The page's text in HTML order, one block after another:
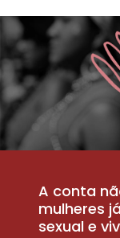
A conta
mulheres
sexual e